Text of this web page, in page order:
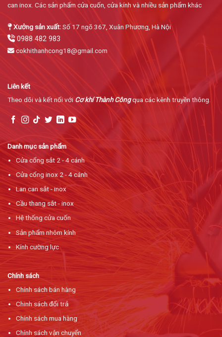
can inox. Các sản phẩm cửa cuốn, cửa kính và nhiều sản phẩm khác
Xưởng sản xuất:Số 17 ngõ 367, Xuân Phương, Hà Nội
0988 482 983
cokhithanhcong18@gmail.com
Danh mục sản phẩm
Cửa cổng sắt 2 - 4 cánh
Cửa cổng inox 2 - 4 cánh
Lan can sắt - inox
Cầu thang sắt - inox
Hệ thống cửa cuốn
Sản phẩm nhôm kính
Kính cường lực
Chính sách
Chính sách bán hàng
Chinh sách đổi trả
Chính sách mua hàng
Chính sách vận chuyển
Liên kết
Theo dõi và kết nối với Cơ khí Thành Côngqua các kênh truyền thông.